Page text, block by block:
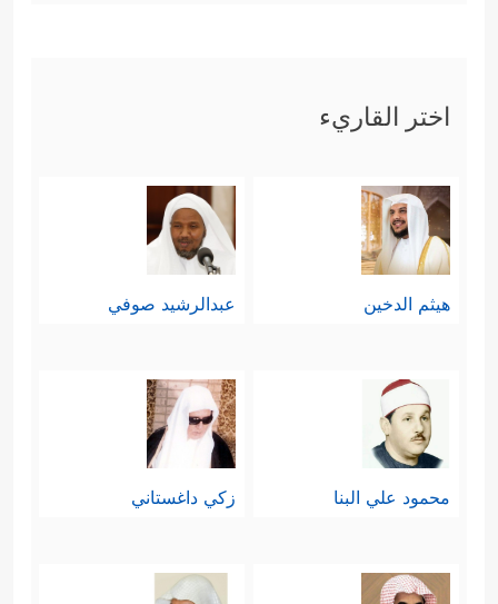
اختر القاريء
هيثم الدخين عبدالرشيد صوفي
محمود علي البنا زكي داغستاني